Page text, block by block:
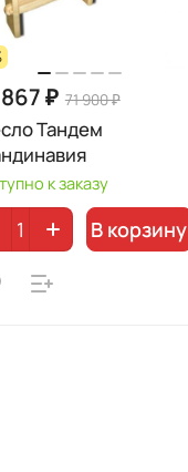
₽ 71 900 ₽
Тандем
к заказу
В корзину